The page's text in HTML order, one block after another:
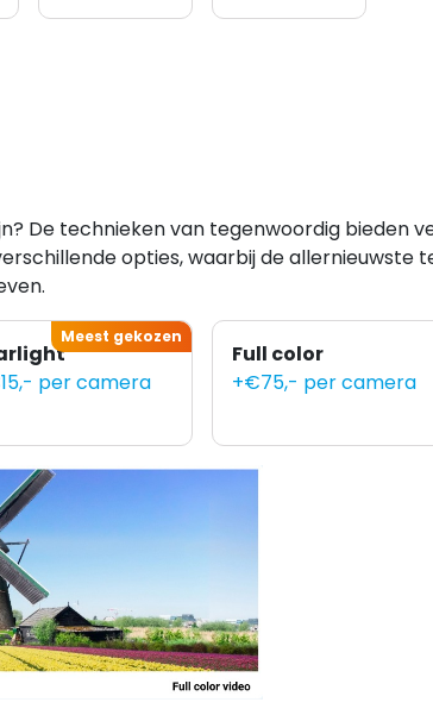
De technieken van tegenwoordig bieden
opties, waarbij de allernieuwste
Meest gekozen
per camera
Full color
+€75,- per camera